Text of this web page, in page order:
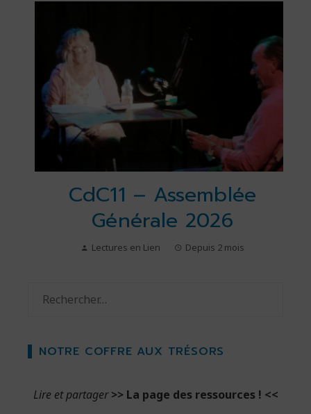
CdC11 – Assemblée
Générale 2026
Lectures en Lien Depuis 2 mois
NOTRE COFFRE AUX TRÉSORS
Lire et partager>> La page des ressources ! <<